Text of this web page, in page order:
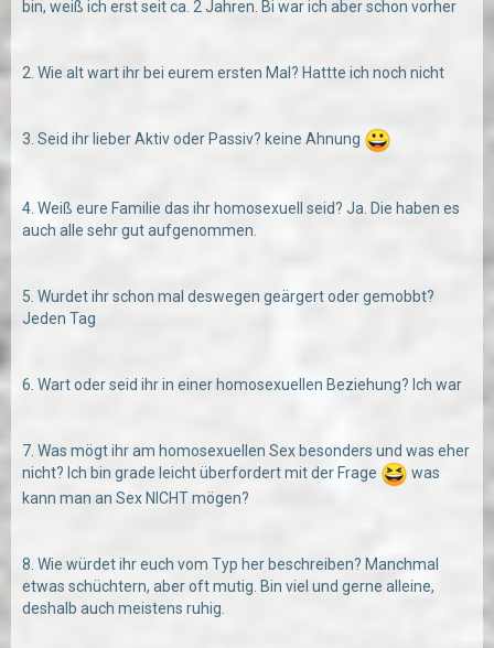
bin, weiß ich erst seit ca. 2 Jahren. Bi war ich aber schon vorher
2. Wie alt wart ihr bei eurem ersten Mal? Hattte ich noch nicht
3. Seid ihr lieber Aktiv oder Passiv? keine Ahnung
4. Weiß eure Familie das ihr homosexuell seid? Ja. Die haben es
auch alle sehr gut aufgenommen.
5. Wurdet ihr schon mal deswegen geärgert oder gemobbt?
Jeden Tag
6. Wart oder seid ihr in einer homosexuellen Beziehung? Ich war
7. Was mögt ihr am homosexuellen Sex besonders und was eher
nicht? Ich bin grade leicht überfordert mit der Frage
was
kann man an Sex NICHT mögen?
8. Wie würdet ihr euch vom Typ her beschreiben? Manchmal
etwas schüchtern, aber oft mutig. Bin viel und gerne alleine,
deshalb auch meistens ruhig.